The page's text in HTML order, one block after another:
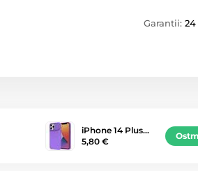
Garantii:
iPhone 14 Plus…
5,80 €